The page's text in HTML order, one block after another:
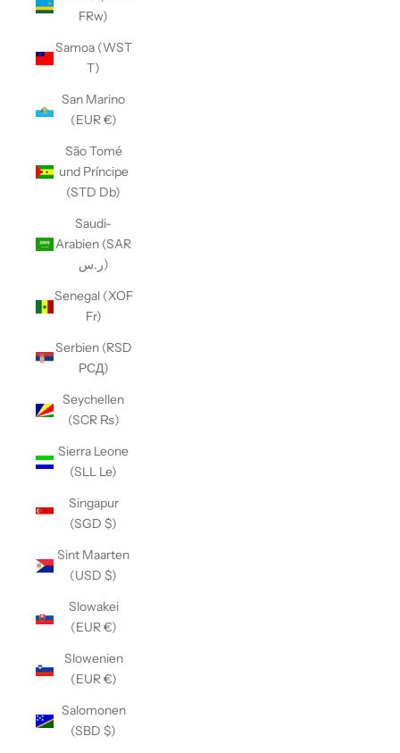
FRw)
Samoa (WST
T)
San Marino
(EUR €)
São Tomé
und Príncipe
(STD Db)
Saudi-
Arabien (SAR
ر.س)
Senegal (XOF
Fr)
Serbien (RSD
РСД)
Seychellen
(SCR ₨)
Sierra Leone
(SLL Le)
Singapur
(SGD $)
Sint Maarten
(USD $)
Slowakei
(EUR €)
Slowenien
(EUR €)
Salomonen
(SBD $)